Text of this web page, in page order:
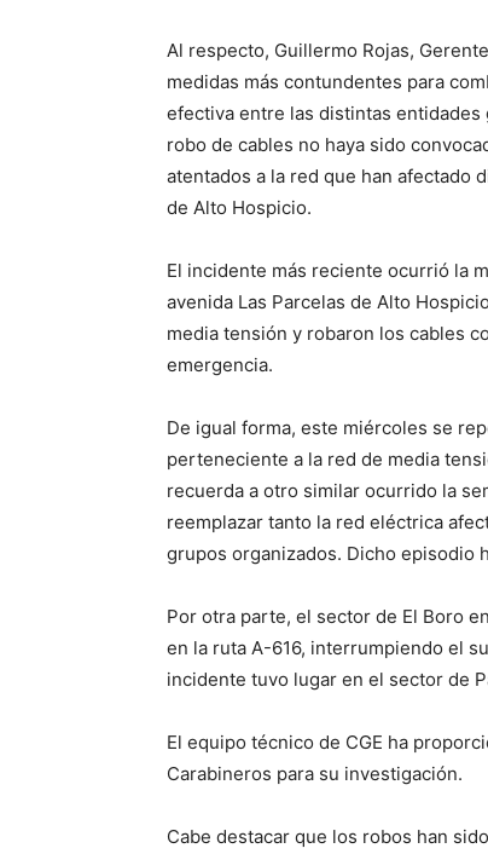
Al respecto, Guillermo Rojas,
medidas más contundentes para
efectiva entre las distintas entidades
robo de cables no haya sido
atentados a la red que han afectado
de Alto Hospicio.
El incidente más reciente ocurrió la
avenida Las Parcelas de Alto
media tensión y robaron los cables
emergencia.
De igual forma, este miércoles se
perteneciente a la red de media
recuerda a otro similar ocurrido la
reemplazar tanto la red eléctrica
grupos organizados. Dicho episodio
Por otra parte, el sector de El Boro
en la ruta A-616, interrumpiendo el
incidente tuvo lugar en el sector de
El equipo técnico de CGE ha
Carabineros para su investigación.
Cabe destacar que los robos han